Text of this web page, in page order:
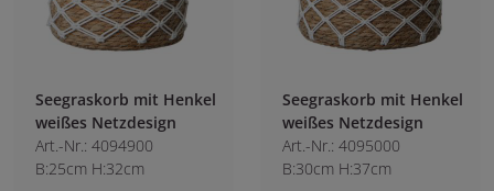
Seegraskorb mit Henkel
weißes Netzdesign
Art.-Nr.: 4094900
B:25cm H:32cm
Seegraskorb mit Henkel
weißes Netzdesign
Art.-Nr.: 4095000
B:30cm H:37cm